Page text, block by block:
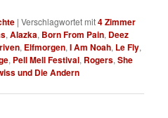
|Verschlagwortet mit4 Zimmer
,Alazka, Born From Pain, Deez
, Elfmorgen,I Am Noah, Le Fly,
, Pell Mell Festival, Rogers,She
und Die Andern